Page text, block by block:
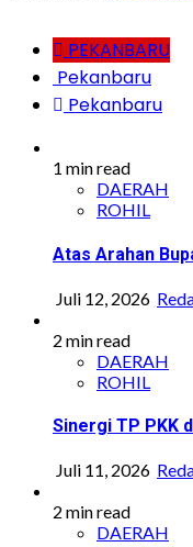
PEKANBARU
Pekanbaru
Pekanbaru
1 min read
DAERAH
ROHIL
Atas Arahan
Juli 12, 2026
2 min read
DAERAH
ROHIL
Sinergi TP PKK
Juli 11, 2026
2 min read
DAERAH